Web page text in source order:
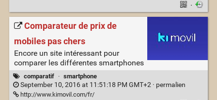
·
Comparateur de prix de
mobiles pas chers
Encore un site intéressant pour
comparer les différentes smartphones
comparatif · smartphone
September 10, 2016 at 11:51:18 PM GMT+2 · permalien
http://www.kimovil.com/fr/